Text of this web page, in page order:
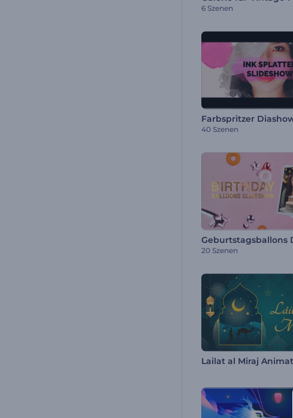
6 Szenen
Farbspritzer
40 Szenen
Geburtstagsballons
20 Szenen
Lailat al Miraj